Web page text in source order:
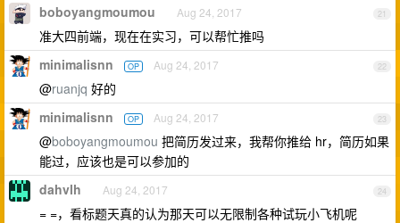
21
boboyangmoumou Aug 24, 2017
准大四前端，现在在实习，可以帮忙推吗
22
minimalisnn OP Aug 24, 2017
@ruanjq 好的
23
minimalisnn OP Aug 24, 2017
@boboyangmoumou 把简历发过来，我帮你推给 hr，简历如果
能过，应该也是可以参加的
24
dahvlh Aug 24, 2017
= =，看标题天真的认为那天可以无限制各种试玩小飞机呢